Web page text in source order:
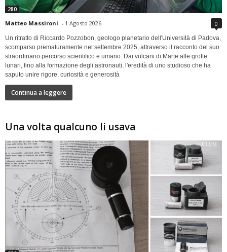
280
Matteo Massironi - 1 Agosto 2026 0
Un ritratto di Riccardo Pozzobon, geologo planetario dell'Università di Padova,
scomparso prematuramente nel settembre 2025, attraverso il racconto del suo
straordinario percorso scientifico e umano. Dai vulcani di Marte alle grotte
lunari, fino alla formazione degli astronauti, l'eredità di uno studioso che ha
saputo unire rigore, curiosità e generosità
Continua a leggere
Una volta qualcuno li usava